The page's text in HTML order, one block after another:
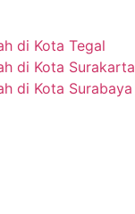
di Kota Tegal
di Kota Surakarta
di Kota Surabaya